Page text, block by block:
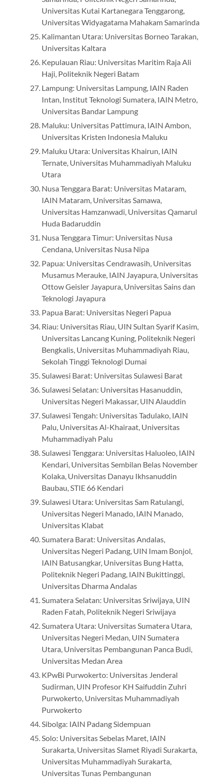
Universitas Kutai Kartanegara Tenggarong,
Universitas Widyagatama Mahakam Samarinda
Kalimantan Utara: Universitas Borneo Tarakan,
Universitas Kaltara
Kepulauan Riau: Universitas Maritim Raja Ali
Haji, Politeknik Negeri Batam
Lampung: Universitas Lampung, IAIN Raden
Intan, Institut Teknologi Sumatera, IAIN Metro,
Universitas Bandar Lampung
Maluku: Universitas Pattimura, IAIN Ambon,
Universitas Kristen Indonesia Maluku
Maluku Utara: Universitas Khairun, IAIN
Ternate, Universitas Muhammadiyah Maluku
Utara
Nusa Tenggara Barat: Universitas Mataram,
IAIN Mataram, Universitas Samawa,
Universitas Hamzanwadi, Universitas Qamarul
Huda Badaruddin
Nusa Tenggara Timur: Universitas Nusa
Cendana, Universitas Nusa Nipa
Papua: Universitas Cendrawasih, Universitas
Musamus Merauke, IAIN Jayapura, Universitas
Ottow Geisler Jayapura, Universitas Sains dan
Teknologi Jayapura
Papua Barat: Universitas Negeri Papua
Riau: Universitas Riau, UIN Sultan Syarif Kasim,
Universitas Lancang Kuning, Politeknik Negeri
Bengkalis, Universitas Muhammadiyah Riau,
Sekolah Tinggi Teknologi Dumai
Sulawesi Barat: Universitas Sulawesi Barat
Sulawesi Selatan: Universitas Hasanuddin,
Universitas Negeri Makassar, UIN Alauddin
Sulawesi Tengah: Universitas Tadulako, IAIN
Palu, Universitas Al-Khairaat, Universitas
Muhammadiyah Palu
Sulawesi Tenggara: Universitas Haluoleo, IAIN
Kendari, Universitas Sembilan Belas November
Kolaka, Universitas Danayu Ikhsanuddin
Baubau, STIE 66 Kendari
Sulawesi Utara: Universitas Sam Ratulangi,
Universitas Negeri Manado, IAIN Manado,
Universitas Klabat
Sumatera Barat: Universitas Andalas,
Universitas Negeri Padang, UIN Imam Bonjol,
IAIN Batusangkar, Universitas Bung Hatta,
Politeknik Negeri Padang, IAIN Bukittinggi,
Universitas Dharma Andalas
Sumatera Selatan: Universitas Sriwijaya, UIN
Raden Fatah, Politeknik Negeri Sriwijaya
Sumatera Utara: Universitas Sumatera Utara,
Universitas Negeri Medan, UIN Sumatera
Utara, Universitas Pembangunan Panca Budi,
Universitas Medan Area
KPwBi Purwokerto: Universitas Jenderal
Sudirman, UIN Profesor KH Saifuddin Zuhri
Purwokerto, Universitas Muhammadiyah
Purwokerto
Sibolga: IAIN Padang Sidempuan
Solo: Universitas Sebelas Maret, IAIN
Surakarta, Universitas Slamet Riyadi Surakarta,
Universitas Muhammadiyah Surakarta,
Universitas Tunas Pembangunan